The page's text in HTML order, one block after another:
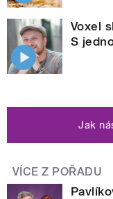
Voxel
S
Jak
VÍCE Z POŘADU